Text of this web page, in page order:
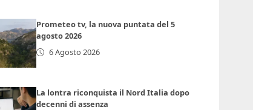
Prometeo tv, la nuova puntata del 5
agosto 2026
6 Agosto 2026
La lontra riconquista il Nord Italia dopo
decenni di assenza